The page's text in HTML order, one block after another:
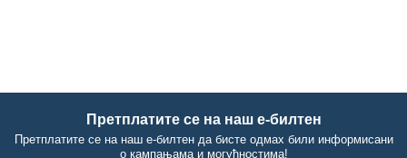
Претплатите се на наш е-билтен
Претплатите се на наш е-билтен да бисте одмах били информисани
о кампањама и могућностима!